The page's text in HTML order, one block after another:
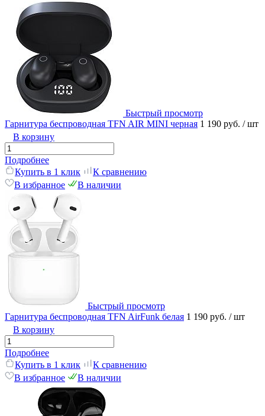
Быстрый просмотр
Гарнитура беспроводная TFN AIR MINI черная 1 190 руб. / шт
В корзину
Подробнее
Купить в 1 клик
К сравнению
В избранное
В наличии
Быстрый просмотр
Гарнитура беспроводная TFN AirFunk белая 1 190 руб. / шт
В корзину
Подробнее
Купить в 1 клик
К сравнению
В избранное
В наличии